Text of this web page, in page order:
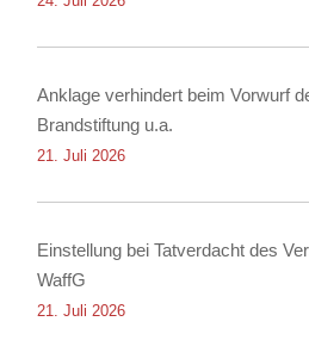
Anklage verhindert beim Vorwurf
Brandstiftung u.a.
21. Juli 2026
Einstellung bei Tatverdacht des
WaffG
21. Juli 2026